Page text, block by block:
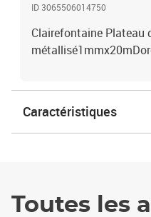
ID 3065506014750
Clairefontaine Plateau
Caractéristiques
Toutes les